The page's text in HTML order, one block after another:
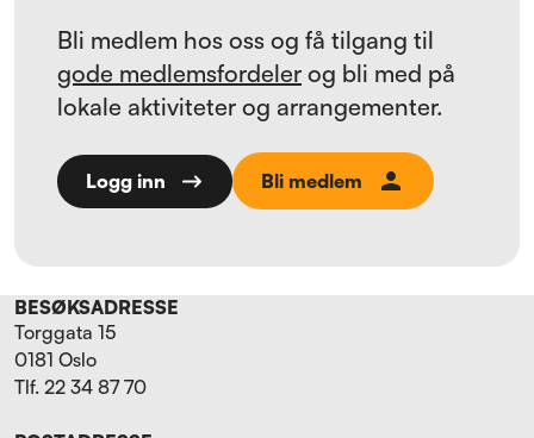
Bli medlem hos oss og få tilgang til
gode medlemsfordeler og bli med på
lokale aktiviteter og arrangementer.
Logg inn Bli medlem
BESØKSADRESSE
Torggata 15
0181 Oslo
Tlf. 22 34 87 70